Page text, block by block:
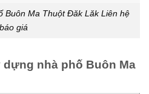
Buôn Ma Thuột Đăk Lăk Liên hệ
báo giá
nhà phố Buôn Ma